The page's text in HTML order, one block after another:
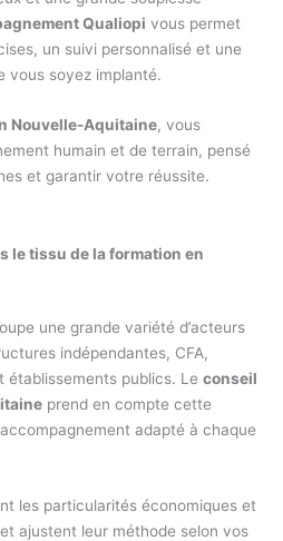
Qualiopi vous permet
un suivi personnalisé et une
vous soyez implanté.
Nouvelle-Aquitaine, vous
humain et de terrain, pensé
et garantir votre réussite.
le tissu de la formation en
une grande variété d’acteurs
indépendantes, CFA,
établissements publics. Leconseil
prend en compte cette
adapté à chaque
les particularités économiques et
ajustent leur méthode selon vos